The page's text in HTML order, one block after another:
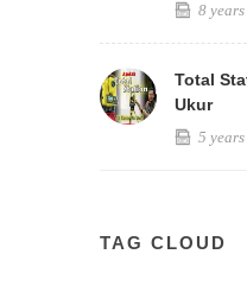
8
Total
Ukur
5
TAG CLOUD